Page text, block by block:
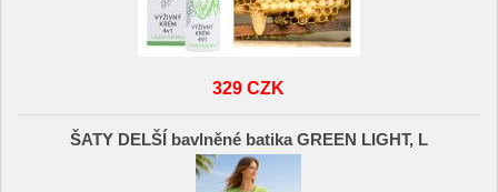
329 CZK
ŠATY DELŠÍ bavlněné batika GREEN LIGHT, L